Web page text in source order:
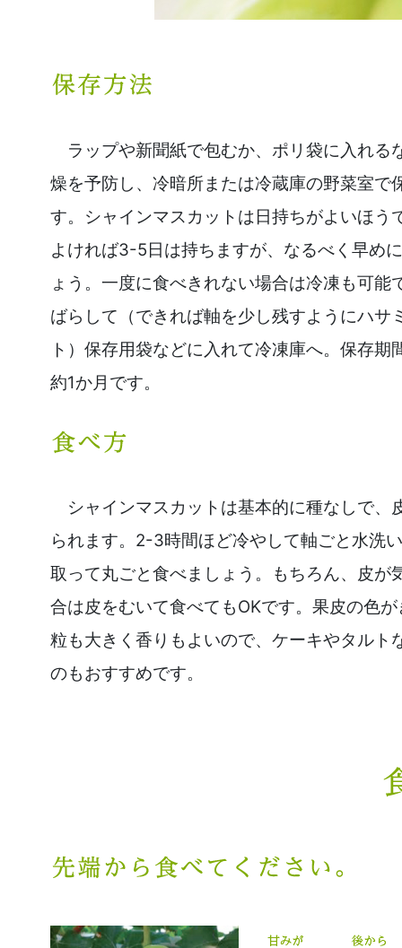
ラップや新聞紙で包むか、ポリ袋に入れる
燥を予防し、冷暗所または冷蔵庫の野菜室で
す。シャインマスカットは日持ちがよいほう
よければ3-5日は持ちますが、なるべく早め
ょう。一度に食べきれない場合は冷凍も可能
ばらして（できれば軸を少し残すようにハサ
ト）保存用袋などに入れて冷凍庫へ。保存期
約1か月です。
シャインマスカットは基本的に種なしで、
られます。2-3時間ほど冷やして軸ごと水洗
取って丸ごと食べましょう。もちろん、皮が
合は皮をむいて食べてもOKです。果皮の色
粒も大きく香りもよいので、ケーキやタルト
のもおすすめです。